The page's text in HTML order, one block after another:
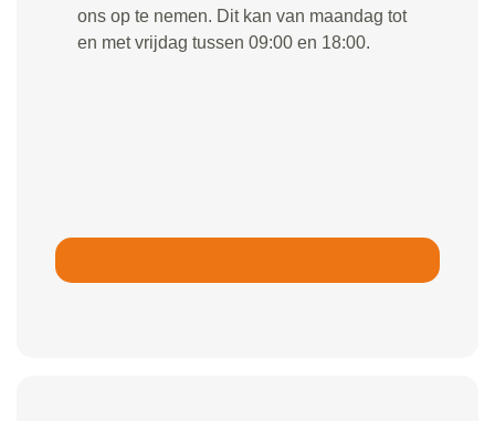
ons op te nemen. Dit kan van maandag tot
en met vrijdag tussen 09:00 en 18:00.